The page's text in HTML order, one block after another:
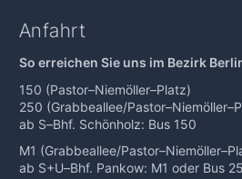
Anfahrt
So erreichen Sie uns im Bezirk
150 (Pastor–Niemöller–Platz)
250 (Grabbeallee/Pastor–Niemöller–
ab S–Bhf. Schönholz: Bus 150
M1 (Grabbeallee/Pastor–Niemöller–
ab S+U–Bhf. Pankow: M1 oder Bus